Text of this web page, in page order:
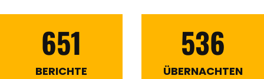
651
BERICHTE
536
ÜBERNACHTEN